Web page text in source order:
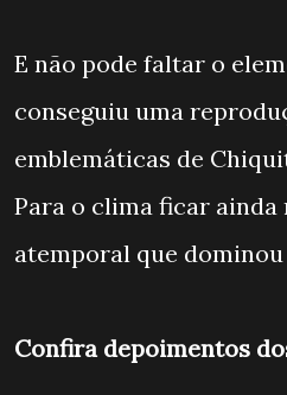
E não pode faltar o
conseguiu uma
emblemáticas de
Para o clima ficar ainda
atemporal que
Confira depoimentos